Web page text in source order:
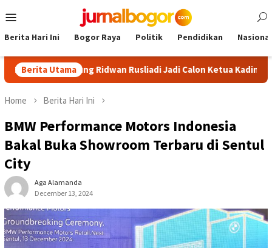
to
Menu
Berita Hari Ini Bogor Raya Politik Pendidikan Nasional
Berita Utama
Ridwan Rusliadi Jadi Calon Ketua Kadin
Home Berita Hari Ini
BMW Performance Motors Indonesia
Bakal Buka Showroom Terbaru di Sentul
City
Aga Alamanda
December 13, 2024